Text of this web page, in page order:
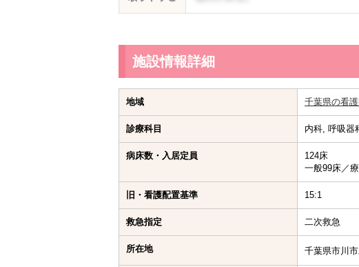
施設情報詳細
地域 千葉県の看
診療科目 内科, 呼吸器
病床数・入居定員
124床
一般99床／
旧・看護配置基準 15:1
救急指定 二次救急
所在地 千葉県市川